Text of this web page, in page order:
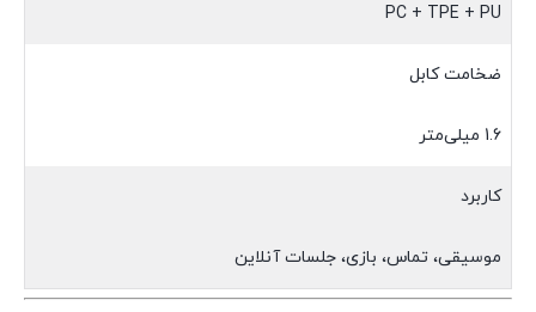
PC + TPE + PU
ضخامت کابل
1.6 میلی‌متر
کاربرد
موسیقی، تماس، بازی، جلسات آنلاین